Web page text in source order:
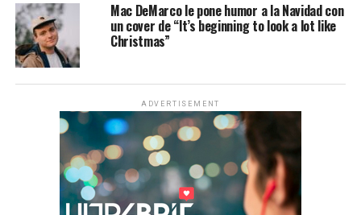
Mac DeMarco le pone humor a la Navidad con
un cover de “It’s beginning to look a lot like
Christmas”
ADVERTISEMENT